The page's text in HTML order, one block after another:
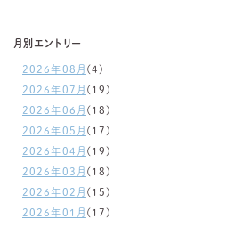
月別エントリー
2026年08月 (4)
2026年07月 (19)
2026年06月 (18)
2026年05月 (17)
2026年04月 (19)
2026年03月 (18)
2026年02月 (15)
2026年01月 (17)